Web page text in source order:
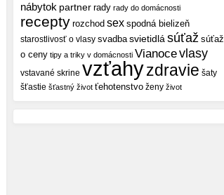
nábytok partner rady rady do domácnosti
recepty rozchod sex spodná bielizeň
starostlivosť o vlasy svadba svietidlá súťaž súťaž
o ceny tipy a triky v domácnosti Vianocevlasy
vstavané skrine vzťahyzdravie šaty
šťastie šťastný život ťehotenstvo ženy život